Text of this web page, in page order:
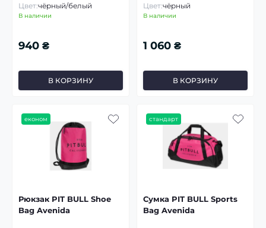
Цвет:чёрный/белый
В наличии
940 ₴
В КОРЗИНУ
Цвет:чёрный
В наличии
1 060 ₴
В КОРЗИНУ
економ
Рюкзак PIT BULL Shoe
Bag Avenida
стандарт
Сумка PIT BULL Sports
Bag Avenida